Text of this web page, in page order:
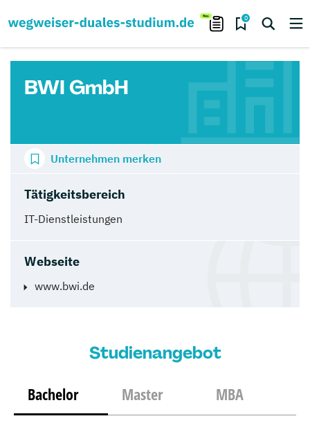
0
BWI GmbH
Tätigkeitsbereich
IT-Dienstleistungen
Webseite
www.bwi.de
Unternehmen merken
Studienangebot
Bachelor Master MBA